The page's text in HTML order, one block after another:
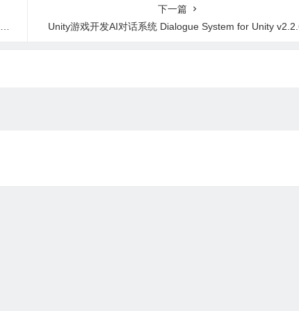
下一篇
Unity游戏开发AI对话系统 Dialogue System for Unity